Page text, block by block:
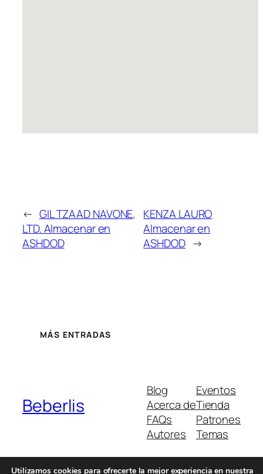
← GIL TZAAD NAVONE,
LTD.Almacenar en
ASHDOD
KENZA LAURO
Almacenar en
ASHDOD →
MÁS ENTRADAS
Beberlis
Blog
Acerca de
FAQs
Autores
Eventos
Tienda
Patrones
Temas
Utilizamos cookies para ofrecerte la mejor experiencia en nuestra